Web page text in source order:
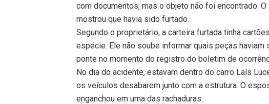
com documentos, mas o objeto não foi encontrado.
mostrou que havia sido furtado.
Segundo o proprietário, a carteira furtada tinha
espécie. Ele não soube informar quais peças
ponte no momento do registro do boletim de
No dia do acidente, estavam dentro do carro Laís
os veículos desabarem junto com a estrutura. O
enganchou em uma das rachaduras.